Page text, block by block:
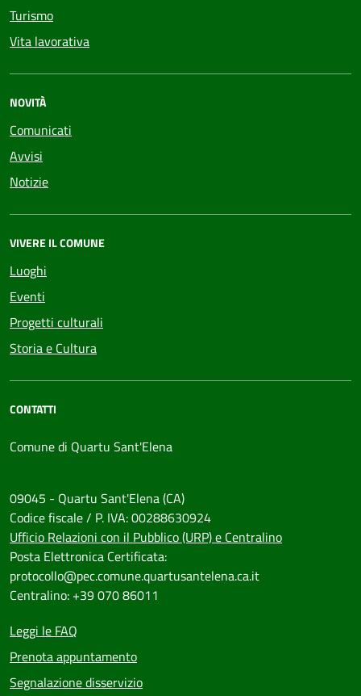
Turismo
Vita lavorativa
NOVITÀ
Comunicati
Avvisi
Notizie
VIVERE IL COMUNE
Luoghi
Eventi
Progetti culturali
Storia e Cultura
CONTATTI
Comune di Quartu Sant'Elena
09045 - Quartu Sant'Elena (CA)
Codice fiscale / P. IVA: 00288630924
Ufficio Relazioni con il Pubblico (URP) e Centralino
Posta Elettronica Certificata:
protocollo@pec.comune.quartusantelena.ca.it
Centralino: +39 070 86011
Leggi le FAQ
Prenota appuntamento
Segnalazione disservizio